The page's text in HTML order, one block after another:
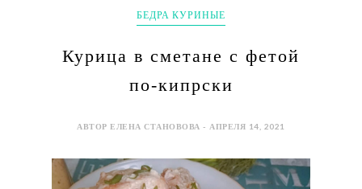
БЕДРА КУРИНЫЕ
Курица в сметане с фетой
по-кипрски
АВТОР ЕЛЕНА СТАНОВОВА - АПРЕЛЯ 14, 2021